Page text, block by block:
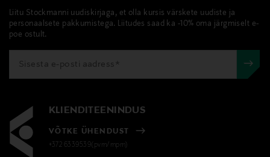
Liitu Stockmanni uudiskirjaga, et olla kursis värskete uudiste ja
personaalsete pakkumistega. Liitudes saad ka -10% oma järgmiselt e-
poe ostult.
KLIENDITEENINDUS
VÕTKE ÜHENDUST
+372 6339539(pvm/mpm)